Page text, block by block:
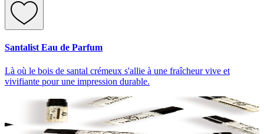
Santalist Eau de Parfum
Là où le bois de santal crémeux s'allie à une fraîcheur vive et
vivifiante pour une impression durable.